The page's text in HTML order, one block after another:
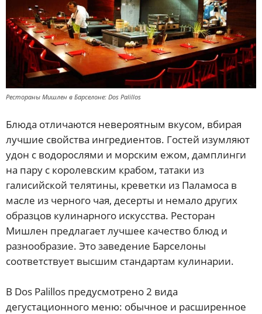
Рестораны Мишлен в Барселоне: Dos Palillos
Блюда отличаются невероятным вкусом, вбирая
лучшие свойства ингредиентов. Гостей изумляют
удон с водорослями и морским ежом, дамплинги
на пару с королевским крабом, татаки из
галисийской телятины, креветки из Паламоса в
масле из черного чая, десерты и немало других
образцов кулинарного искусства. Ресторан
Мишлен предлагает лучшее качество блюд и
разнообразие. Это заведение Барселоны
соответствует высшим стандартам кулинарии.
В Dos Palillos предусмотрено 2 вида
дегустационного меню: обычное и расширенное